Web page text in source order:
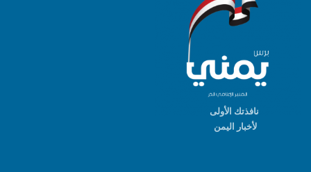
نافذتك الأولى
لأخبار اليمن